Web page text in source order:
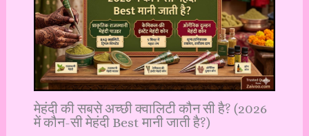
मेहंदी की सबसे अच्छी क्वालिटी कौन सी है? (2026
में कौन-सी मेहंदी Best मानी जाती है?)